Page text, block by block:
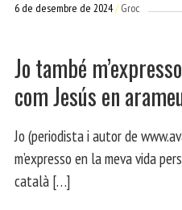
6 de desembre de 2024 Groc
Jo també
com Jesús en
Jo (periodista i autor de
m’expresso en la meva vida
català […]